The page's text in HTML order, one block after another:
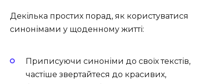
Декілька простих порад, як користуватися
синонімами у щоденному житті:
Приписуючи синоніми до своїх текстів,
частіше звертайтеся до красивих,